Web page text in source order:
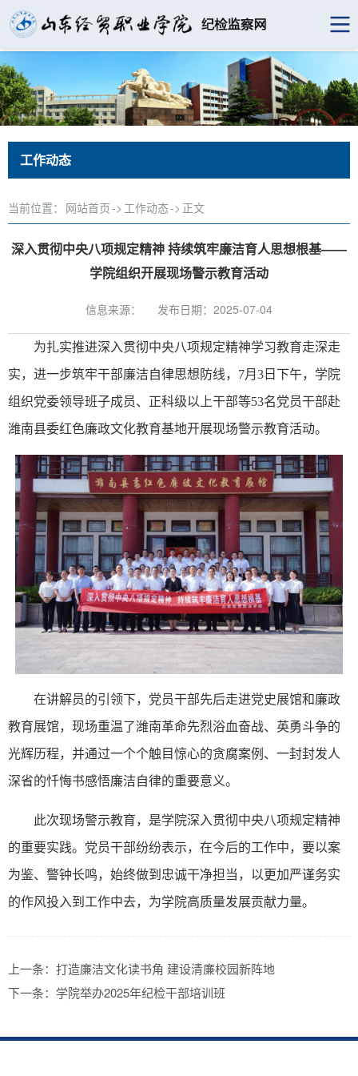
工作动态
当前位置： 网站首页-> 工作动态-> 正文
深入贯彻中央八项规定精神 持续筑牢廉洁育人思想根基——
学院组织开展现场警示教育活动
信息来源： 发布日期：2025-07-04
为扎实推进深入贯彻中央八项规定精神学习教育走深走
实，进一步筑牢干部廉洁自律思想防线，7月3日下午，学院
组织党委领导班子成员、正科级以上干部等53名党员干部赴
潍南县委红色廉政文化教育基地开展现场警示教育活动。
在讲解员的引领下，党员干部先后走进党史展馆和廉政
教育展馆，现场重温了潍南革命先烈浴血奋战、英勇斗争的
光辉历程，并通过一个个触目惊心的贪腐案例、一封封发人
深省的忏悔书感悟廉洁自律的重要意义。
此次现场警示教育，是学院深入贯彻中央八项规定精神
的重要实践。党员干部纷纷表示，在今后的工作中，要以案
为鉴、警钟长鸣，始终做到忠诚干净担当，以更加严谨务实
的作风投入到工作中去，为学院高质量发展贡献力量。
上一条： 打造廉洁文化读书角 建设清廉校园新阵地
下一条： 学院举办2025年纪检干部培训班